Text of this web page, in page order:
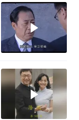
谁
》歌王
岁山NPC成功